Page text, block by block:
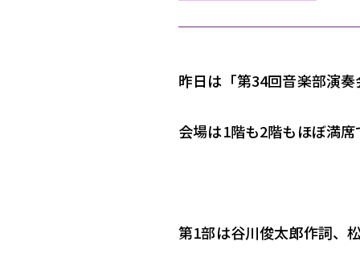
昨日は「第34回音楽部演
会場は1階も2階もほぼ満
第1部は谷川俊太郎作詞、